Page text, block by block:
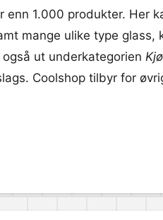
enn 1.000 produkter. Her
mange ulike type glass,
ut underkategorien
Coolshop tilbyr for